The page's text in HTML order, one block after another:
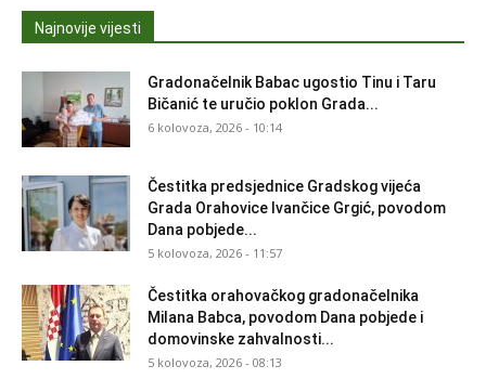
Najnovije vijesti
Gradonačelnik Babac ugostio Tinu i Taru
Bičanić te uručio poklon Grada...
6 kolovoza, 2026 - 10:14
Čestitka predsjednice Gradskog vijeća
Grada Orahovice Ivančice Grgić, povodom
Dana pobjede...
5 kolovoza, 2026 - 11:57
Čestitka orahovačkog gradonačelnika
Milana Babca, povodom Dana pobjede i
domovinske zahvalnosti...
5 kolovoza, 2026 - 08:13